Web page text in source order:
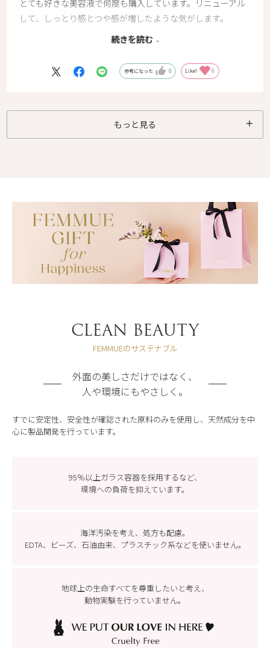
とても好きな美容液で何度も購入しています。リニューアル
して、しっとり感とつや感が増したような気がします。
肌のきめも整うし、肌が明るくなっていくのも感じます。
これからもずっと使っていきたい美容液です。
続きを読む
参考になった 0 Like! 0
もっと見る
CLEAN BEAUTY
FEMMUEのサステナブル
外面の美しさだけではなく、
人や環境にもやさしく。
すでに安定性、安全性が確認された原料のみを使用し、天然成分を中
心に製品開発を行っています。
95％以上ガラス容器を採用するなど、
環境への負荷を抑えています。
海洋汚染を考え、処方も配慮。
EDTA、ビーズ、石油由来、プラスチック系などを使いません。
地球上の生命すべてを尊重したいと考え、
動物実験を行っていません。